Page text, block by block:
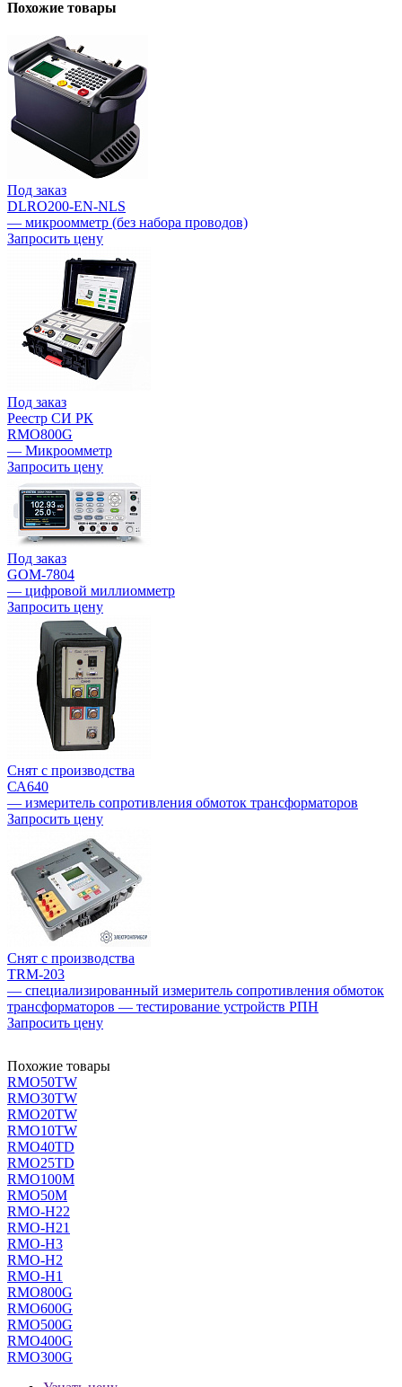
Похожие товары
Под заказ
DLRO200-EN-NLS
— микроомметр (без набора проводов)
Запросить цену
Под заказ
Реестр СИ РК
RMO800G
— Микроомметр
Запросить цену
Под заказ
GOM-7804
— цифровой миллиомметр
Запросить цену
Снят с производства
СА640
— измеритель сопротивления обмоток трансформаторов
Запросить цену
Снят с производства
TRM-203
— специализированный измеритель сопротивления обмоток
трансформаторов — тестирование устройств РПН
Запросить цену
Похожие товары
RMO50TW
RMO30TW
RMO20TW
RMO10TW
RMO40TD
RMO25TD
RMO100M
RMO50M
RMO-H22
RMO-H21
RMO-H3
RMO-H2
RMO-H1
RMO800G
RMO600G
RMO500G
RMO400G
RMO300G